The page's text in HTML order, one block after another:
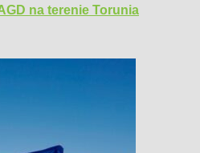
na terenie Torunia